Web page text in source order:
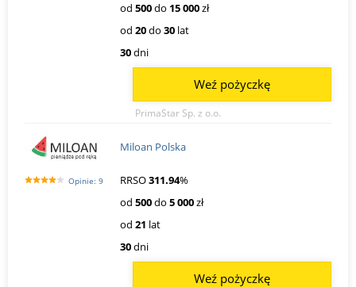
od 500do 15 000zł
od 20do 30 lat
30dni
PrimaStar Sp. z o.o.
Weź pożyczkę
Opinie: 9
Miloan Polska
RRSO311.94%
od 500do 5 000zł
od 21 lat
30dni
Weź pożyczkę